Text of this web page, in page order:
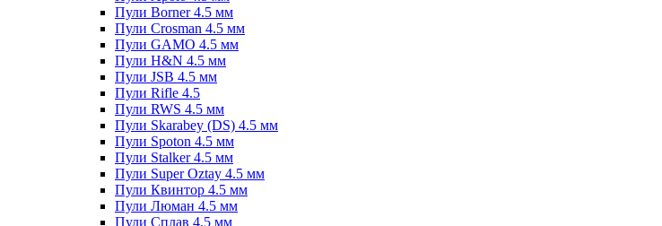
Пули Borner 4.5 мм
Пули Crosman 4.5 мм
Пули GAMO 4.5 мм
Пули H&N 4.5 мм
Пули JSB 4.5 мм
Пули Rifle 4.5
Пули RWS 4.5 мм
Пули Skarabey (DS) 4.5 мм
Пули Spoton 4.5 мм
Пули Stalker 4.5 мм
Пули Super Oztay 4.5 мм
Пули Квинтор 4.5 мм
Пули Люман 4.5 мм
Пули Сплав 4.5 мм